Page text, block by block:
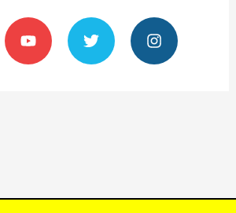
Y
o
u
t
T
w
i
t
I
n
s
t